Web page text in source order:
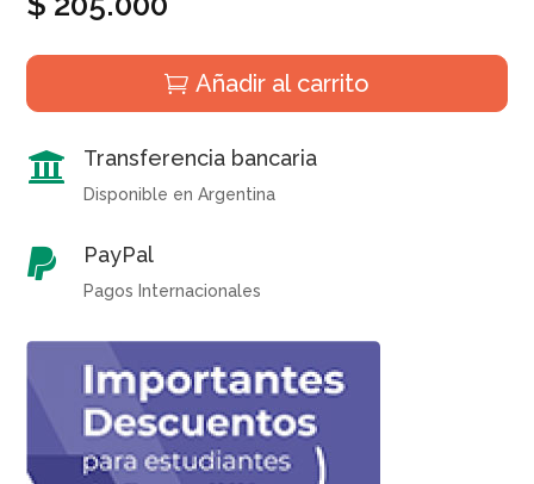
Añadir al carrito
 Transferencia bancaria
Disponible en Argentina
 PayPal
Pagos Internacionales